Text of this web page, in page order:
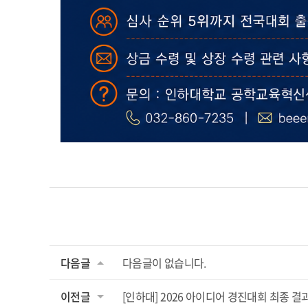
다음글 다음글이 없습니다.
이전글 [인하대] 2026 아이디어 경진대회 최종 결